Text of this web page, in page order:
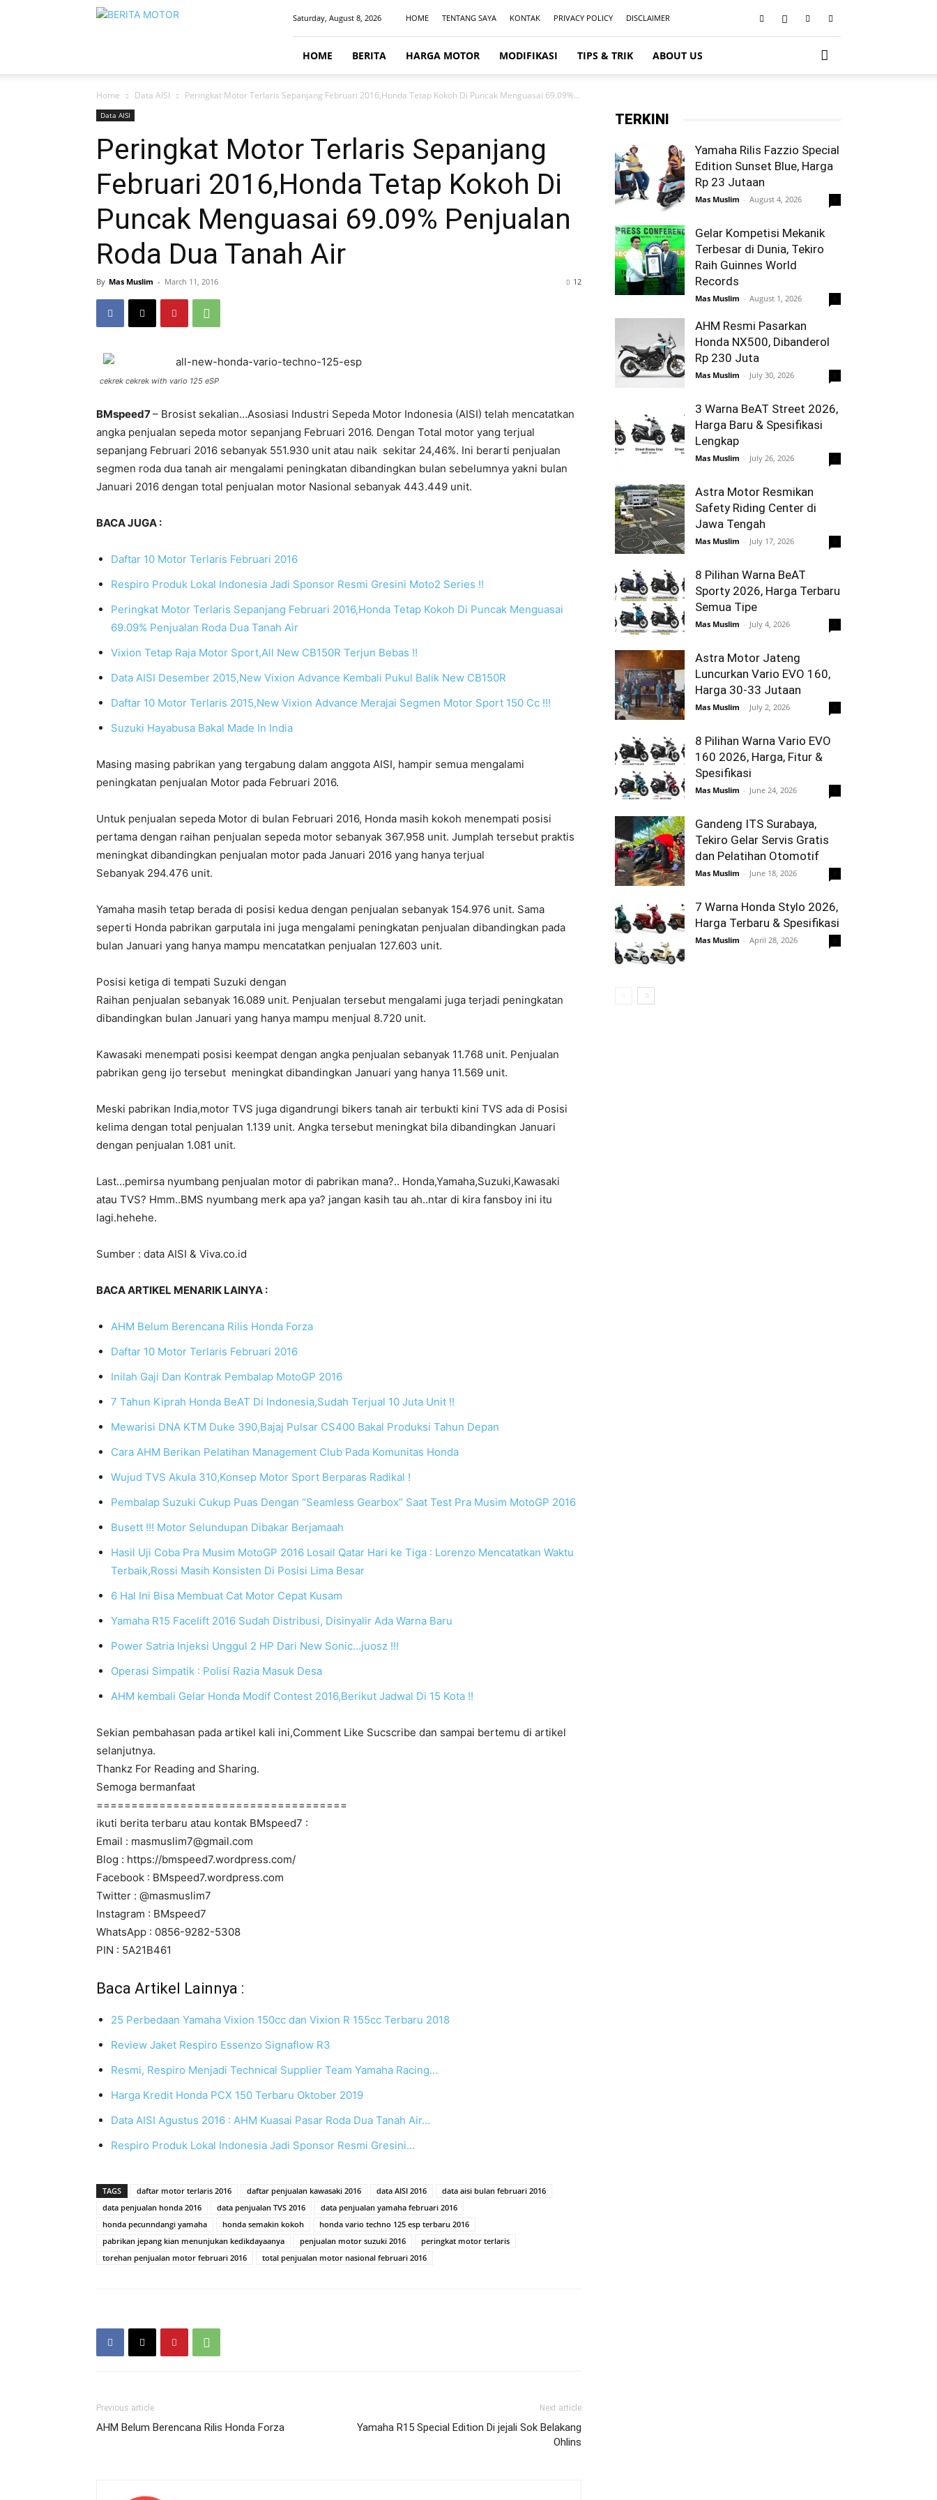
BERITAMOTOR.NET
Saturday, August 8, 2026 HOME TENTANG SAYA KONTAK PRIVACY POLICY DISCLAIMER
HOME BERITA HARGA MOTOR MODIFIKASI TIPS & TRIK ABOUT US
Home Data AISI Peringkat Motor Terlaris Sepanjang Februari 2016,Honda Tetap Kokoh Di Puncak Menguasai 69.09%...
Data AISI
Peringkat Motor Terlaris Sepanjang
Februari 2016,Honda Tetap Kokoh Di
Puncak Menguasai 69.09% Penjualan
Roda Dua Tanah Air
By Mas Muslim - March 11, 2016 12
cekrek cekrek with vario 125 eSP
BMspeed7– Brosist sekalian…Asosiasi Industri Sepeda Motor Indonesia (AISI) telah mencatatkan
angka penjualan sepeda motor sepanjang Februari 2016. Dengan Total motor yang terjual
sepanjang Februari 2016 sebanyak 551.930 unit atau naik sekitar 24,46%. Ini berarti penjualan
segmen roda dua tanah air mengalami peningkatan dibandingkan bulan sebelumnya yakni bulan
Januari 2016 dengan total penjualan motor Nasional sebanyak 443.449 unit.
BACA JUGA :
Daftar 10 Motor Terlaris Februari 2016
Respiro Produk Lokal Indonesia Jadi Sponsor Resmi Gresini Moto2 Series !!
Peringkat Motor Terlaris Sepanjang Februari 2016,Honda Tetap Kokoh Di Puncak Menguasai
69.09% Penjualan Roda Dua Tanah Air
Vixion Tetap Raja Motor Sport,All New CB150R Terjun Bebas !!
Data AISI Desember 2015,New Vixion Advance Kembali Pukul Balik New CB150R
Daftar 10 Motor Terlaris 2015,New Vixion Advance Merajai Segmen Motor Sport 150 Cc !!!
Suzuki Hayabusa Bakal Made In India
Masing masing pabrikan yang tergabung dalam anggota AISI, hampir semua mengalami
peningkatan penjualan Motor pada Februari 2016.
Untuk penjualan sepeda Motor di bulan Februari 2016, Honda masih kokoh menempati posisi
pertama dengan raihan penjualan sepeda motor sebanyak 367.958 unit. Jumplah tersebut praktis
meningkat dibandingkan penjualan motor pada Januari 2016 yang hanya terjual
Sebanyak 294.476 unit.
Yamaha masih tetap berada di posisi kedua dengan penjualan sebanyak 154.976 unit. Sama
seperti Honda pabrikan garputala ini juga mengalami peningkatan penjualan dibandingkan pada
bulan Januari yang hanya mampu mencatatkan penjualan 127.603 unit.
Posisi ketiga di tempati Suzuki dengan
Raihan penjualan sebanyak 16.089 unit. Penjualan tersebut mengalami juga terjadi peningkatan
dibandingkan bulan Januari yang hanya mampu menjual 8.720 unit.
Kawasaki menempati posisi keempat dengan angka penjualan sebanyak 11.768 unit. Penjualan
pabrikan geng ijo tersebut meningkat dibandingkan Januari yang hanya 11.569 unit.
Meski pabrikan India,motor TVS juga digandrungi bikers tanah air terbukti kini TVS ada di Posisi
kelima dengan total penjualan 1.139 unit. Angka tersebut meningkat bila dibandingkan Januari
dengan penjualan 1.081 unit.
Last…pemirsa nyumbang penjualan motor di pabrikan mana?.. Honda,Yamaha,Suzuki,Kawasaki
atau TVS? Hmm..BMS nyumbang merk apa ya? jangan kasih tau ah..ntar di kira fansboy ini itu
lagi.hehehe.
Sumber : data AISI & Viva.co.id
BACA ARTIKEL MENARIK LAINYA :
AHM Belum Berencana Rilis Honda Forza
Daftar 10 Motor Terlaris Februari 2016
Inilah Gaji Dan Kontrak Pembalap MotoGP 2016
7 Tahun Kiprah Honda BeAT Di Indonesia,Sudah Terjual 10 Juta Unit !!
Mewarisi DNA KTM Duke 390,Bajaj Pulsar CS400 Bakal Produksi Tahun Depan
Cara AHM Berikan Pelatihan Management Club Pada Komunitas Honda
Wujud TVS Akula 310,Konsep Motor Sport Berparas Radikal !
Pembalap Suzuki Cukup Puas Dengan “Seamless Gearbox” Saat Test Pra Musim MotoGP 2016
Busett !!! Motor Selundupan Dibakar Berjamaah
Hasil Uji Coba Pra Musim MotoGP 2016 Losail Qatar Hari ke Tiga : Lorenzo Mencatatkan Waktu
Terbaik,Rossi Masih Konsisten Di Posisi Lima Besar
6 Hal Ini Bisa Membuat Cat Motor Cepat Kusam
Yamaha R15 Facelift 2016 Sudah Distribusi, Disinyalir Ada Warna Baru
Power Satria Injeksi Unggul 2 HP Dari New Sonic…juosz !!!
Operasi Simpatik : Polisi Razia Masuk Desa
AHM kembali Gelar Honda Modif Contest 2016,Berikut Jadwal Di 15 Kota !!
Sekian pembahasan pada artikel kali ini,Comment Like Sucscribe dan sampai bertemu di artikel
selanjutnya.
Thankz For Reading and Sharing.
Semoga bermanfaat
====================================
ikuti berita terbaru atau kontak BMspeed7 :
Email : masmuslim7@gmail.com
Blog : https://bmspeed7.wordpress.com/
Facebook : BMspeed7.wordpress.com
Twitter : @masmuslim7
Instagram : BMspeed7
WhatsApp : 0856-9282-5308
PIN : 5A21B461
Baca Artikel Lainnya :
25 Perbedaan Yamaha Vixion 150cc dan Vixion R 155cc Terbaru 2018
Review Jaket Respiro Essenzo Signaflow R3
Resmi, Respiro Menjadi Technical Supplier Team Yamaha Racing…
Harga Kredit Honda PCX 150 Terbaru Oktober 2019
Data AISI Agustus 2016 : AHM Kuasai Pasar Roda Dua Tanah Air…
Respiro Produk Lokal Indonesia Jadi Sponsor Resmi Gresini…
TAGS daftar motor terlaris 2016 daftar penjualan kawasaki 2016 data AISI 2016
data aisi bulan februari 2016
data penjualan honda 2016
data penjualan TVS 2016
data penjualan yamaha februari 2016
honda pecunndangi yamaha
honda semakin kokoh
honda vario techno 125 esp terbaru 2016
pabrikan jepang kian menunjukan kedikdayaanya
penjualan motor suzuki 2016
peringkat motor terlaris
torehan penjualan motor februari 2016
total penjualan motor nasional februari 2016
Previous article
AHM Belum Berencana Rilis Honda Forza
Next article
Yamaha R15 Special Edition Di jejali Sok Belakang
Ohlins
TERKINI
Yamaha Rilis Fazzio Special
Edition Sunset Blue, Harga
Rp 23 Jutaan
Mas Muslim - August 4, 2026
Gelar Kompetisi Mekanik
Terbesar di Dunia, Tekiro
Raih Guinnes World
Records
Mas Muslim - August 1, 2026
AHM Resmi Pasarkan
Honda NX500, Dibanderol
Rp 230 Juta
Mas Muslim - July 30, 2026
3 Warna BeAT Street 2026,
Harga Baru & Spesifikasi
Lengkap
Mas Muslim - July 26, 2026
Astra Motor Resmikan
Safety Riding Center di
Jawa Tengah
Mas Muslim - July 17, 2026
8 Pilihan Warna BeAT
Sporty 2026, Harga Terbaru
Semua Tipe
Mas Muslim - July 4, 2026
Astra Motor Jateng
Luncurkan Vario EVO 160,
Harga 30-33 Jutaan
Mas Muslim - July 2, 2026
8 Pilihan Warna Vario EVO
160 2026, Harga, Fitur &
Spesifikasi
Mas Muslim - June 24, 2026
Gandeng ITS Surabaya,
Tekiro Gelar Servis Gratis
dan Pelatihan Otomotif
Mas Muslim - June 18, 2026
7 Warna Honda Stylo 2026,
Harga Terbaru & Spesifikasi
Mas Muslim - April 28, 2026